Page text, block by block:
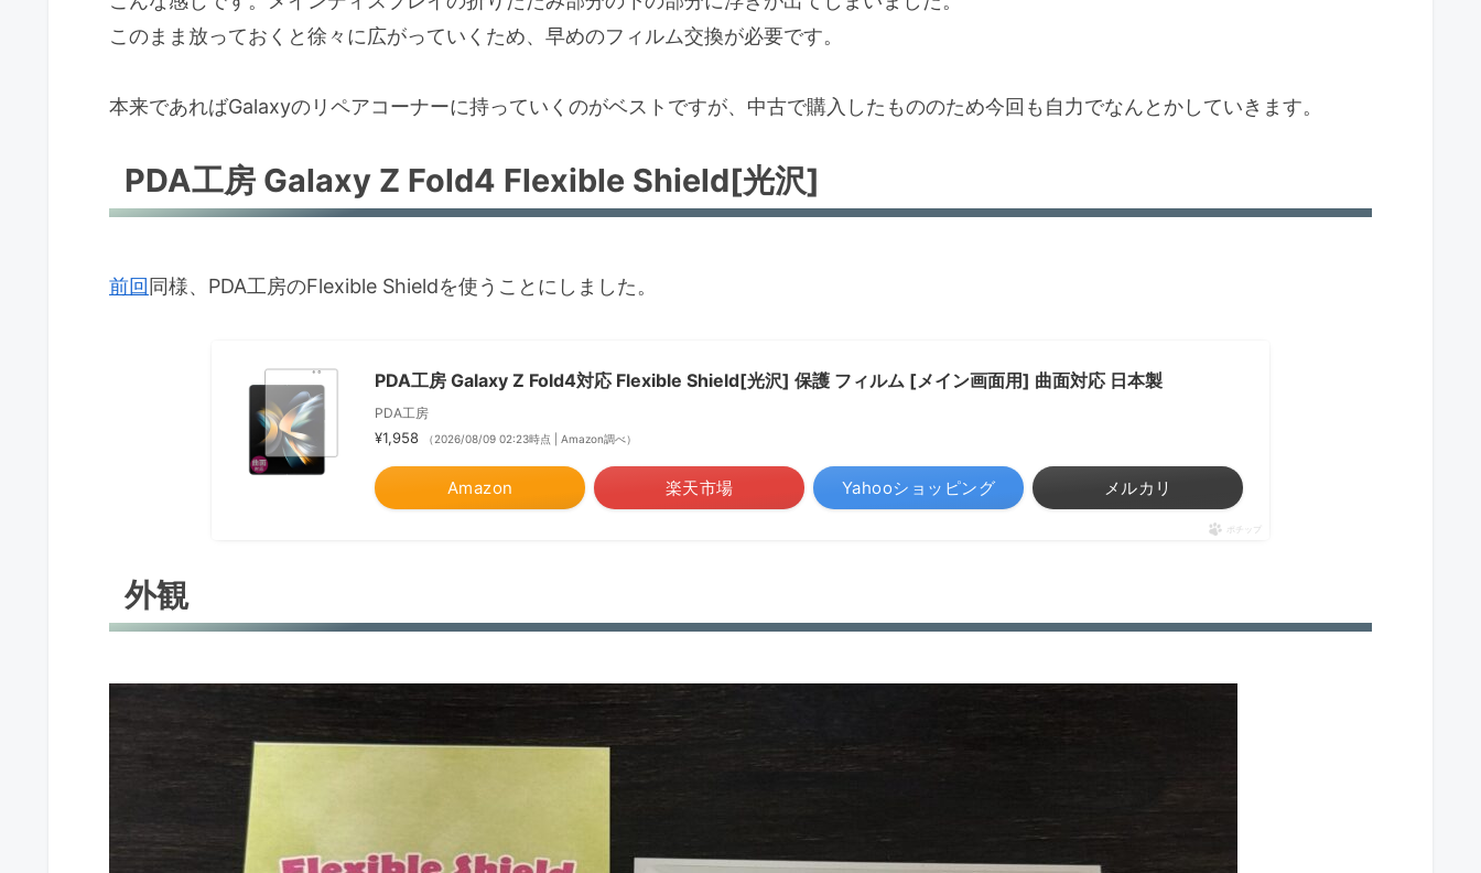
このまま放っておくと徐々に広がっていくため、早めのフィルム交換が必要です。
本来であればGalaxyのリペアコーナーに持っていくのがベストですが、中古で購入したもののため今回も自力でなんとかしていきます。
PDA工房 Galaxy Z Fold4 Flexible Shield[光沢]
前回 同様、PDA工房のFlexible Shieldを使うことにしました。
PDA工房 Galaxy Z Fold4対応 Flexible Shield[光沢] 保護 フィルム [メイン画面用] 曲面対応 日本製
PDA工房
¥1,958 （2026/08/09 02:23時点 | Amazon調べ）
Amazon 楽天市場 Yahooショッピング メルカリ
ポチップ
外観